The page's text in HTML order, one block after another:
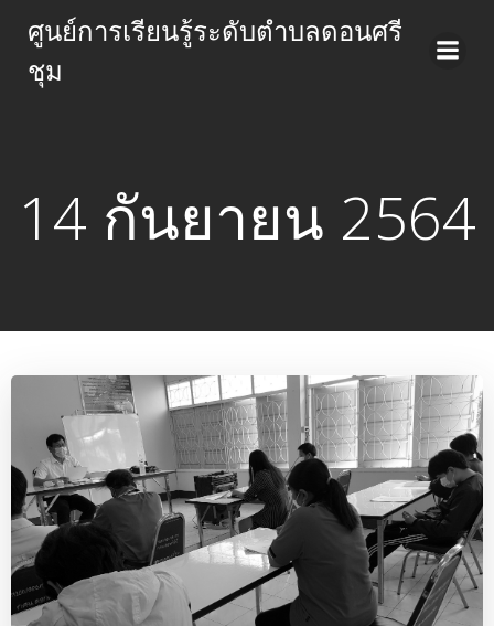
to
ศูนย์การเรียนรู้ระดับตำบลดอนศรี
ชุม
14 กันยายน 2564